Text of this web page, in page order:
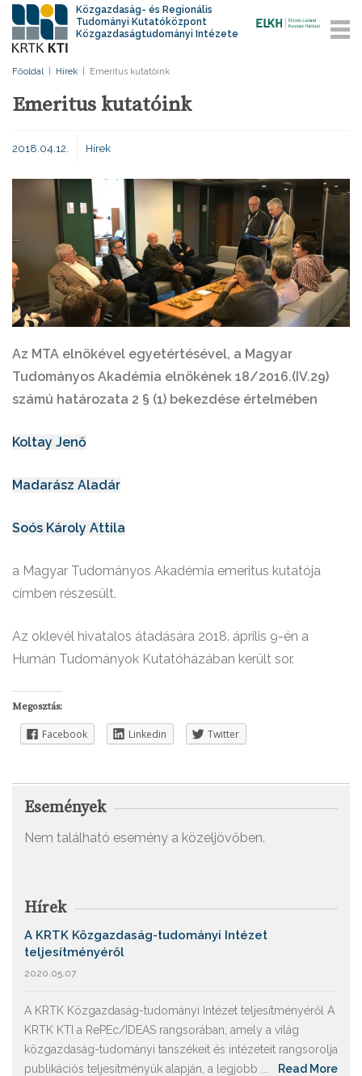
Közgazdaság- és Regionális
Tudományi Kutatóközpont
Közgazdaságtudományi Intézete
Főoldal Hírek Emeritus kutatóink
Emeritus kutatóink
2018.04.12. Hírek
Az MTA elnökével egyetértésével, a Magyar
Tudományos Akadémia elnökének 18/2016.(IV.29)
számú határozata 2 § (1) bekezdése értelmében
Koltay Jenő
Madarász Aladár
Soós Károly Attila
a Magyar Tudományos Akadémia emeritus kutatója
címben részesült.
Az oklevél hivatalos átadására 2018. április 9-én a
Humán Tudományok Kutatóházában került sor.
Megosztás:
Facebook Linkedin Twitter
Események
Nem található esemény a közeljövőben.
Hírek
A KRTK Közgazdaság-tudományi Intézet
teljesítményéről
2020.05.07.
A KRTK Közgazdaság-tudományi Intézet teljesítményéről A
KRTK KTI a RePEc/IDEAS rangsorában, amely a világ
közgazdaság-tudományi tanszékeit és intézeteit rangsorolja
publikációs teljesítményük alapján, a legjobb ... Read More